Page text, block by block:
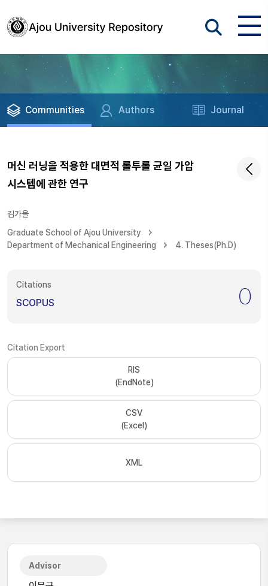
Communities Authors Journal
머신 러닝을 적용한 대면적 롤투롤 균일 가압
시스템에 관한 연구
김가을
Graduate School of Ajou University
Department of Mechanical Engineering
4. Theses(Ph.D)
Citations
SCOPUS 0
Citation Export
RIS
(EndNote)
CSV
(Excel)
XML
Advisor